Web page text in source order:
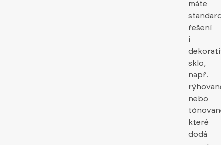
máte
řešení
i
sklo,
např.
nebo
které
dodá